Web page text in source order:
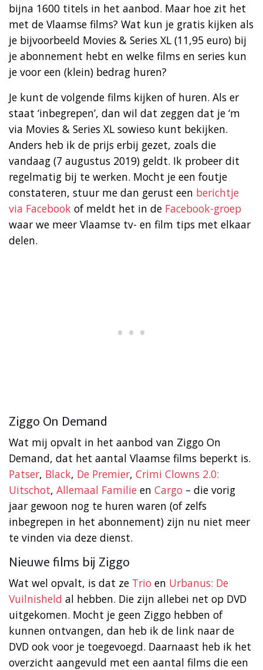
bijna 1600 titels in het aanbod. Maar hoe zit het
met de Vlaamse films? Wat kun je gratis kijken als
je bijvoorbeeld Movies & Series XL (11,95 euro) bij
je abonnement hebt en welke films en series kun
je voor een (klein) bedrag huren?
Je kunt de volgende films kijken of huren. Als er
staat ‘inbegrepen’, dan wil dat zeggen dat je ‘m
via Movies & Series XL sowieso kunt bekijken.
Anders heb ik de prijs erbij gezet, zoals die
vandaag (7 augustus 2019) geldt. Ik probeer dit
regelmatig bij te werken. Mocht je een foutje
constateren, stuur me dan gerust een berichtje
via Facebook of meldt het in de Facebook-groep
waar we meer Vlaamse tv- en film tips met elkaar
delen.
Ziggo On Demand
Wat mij opvalt in het aanbod van Ziggo On
Demand, dat het aantal Vlaamse films beperkt is.
Patser, Black, De Premier, Crimi Clowns 2.0:
Uitschot, Allemaal Familie en Cargo – die vorig
jaar gewoon nog te huren waren (of zelfs
inbegrepen in het abonnement) zijn nu niet meer
te vinden via deze dienst.
Nieuwe films bij Ziggo
Wat wel opvalt, is dat ze Trio en Urbanus: De
Vuilnisheld al hebben. Die zijn allebei net op DVD
uitgekomen. Mocht je geen Ziggo hebben of
kunnen ontvangen, dan heb ik de link naar de
DVD ook voor je toegevoegd. Daarnaast heb ik het
overzicht aangevuld met een aantal films die een